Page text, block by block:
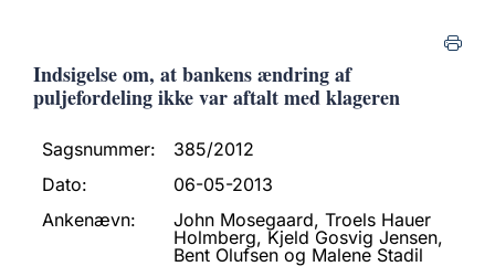
Indsigelse om, at bankens ændring af
puljefordeling ikke var aftalt med klageren
Sagsnummer:
385/2012
Dato:
06-05-2013
Ankenævn:
John Mosegaard, Troels Hauer
Holmberg, Kjeld Gosvig Jensen,
Bent Olufsen og Malene Stadil